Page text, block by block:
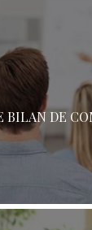
BILAN DE